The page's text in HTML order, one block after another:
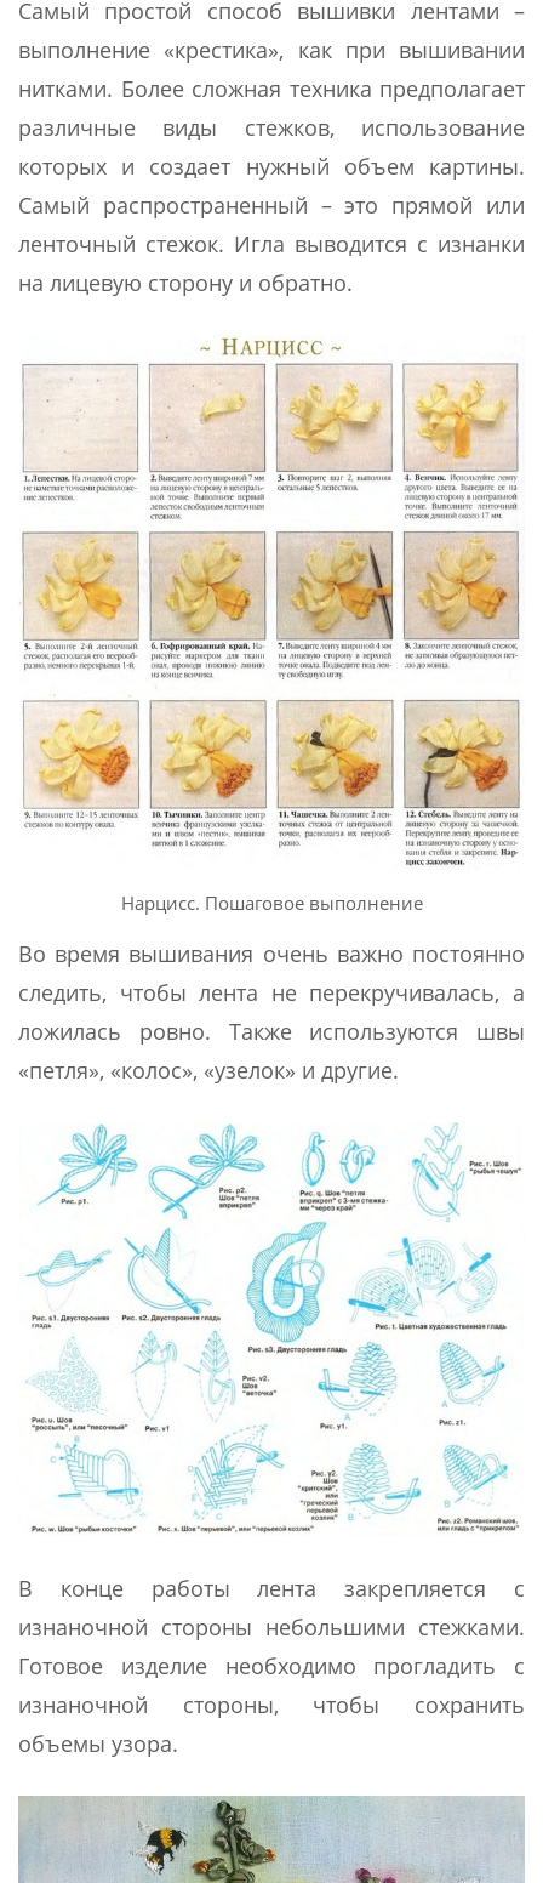
Самый простой способ вышивки лентами –
выполнение «крестика», как при вышивании
нитками. Более сложная техника предполагает
различные виды стежков, использование
которых и создает нужный объем картины.
Самый распространенный – это прямой или
ленточный стежок. Игла выводится с изнанки
на лицевую сторону и обратно.
Нарцисс. Пошаговое выполнение
Во время вышивания очень важно постоянно
следить, чтобы лента не перекручивалась, а
ложилась ровно. Также используются швы
«петля», «колос», «узелок» и другие.
В конце работы лента закрепляется с
изнаночной стороны небольшими стежками.
Готовое изделие необходимо прогладить с
изнаночной стороны, чтобы сохранить
объемы узора.